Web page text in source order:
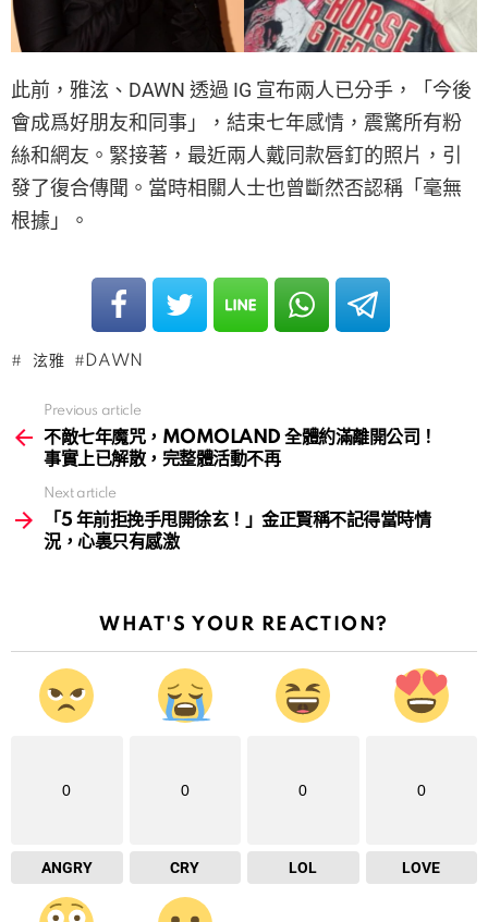
此前，雅泫、DAWN 透過 IG 宣布兩人已分手，「今後
會成爲好朋友和同事」，結束七年感情，震驚所有粉
絲和網友。緊接著，最近兩人戴同款唇釘的照片，引
發了復合傳聞。當時相關人士也曾斷然否認稱「毫無
根據」。
泫雅 DAWN
more
Previous article
不敵七年魔咒，MOMOLAND 全體約滿離開公司！
事實上已解散，完整體活動不再
Next article
「5 年前拒挽手甩開徐玄！」金正賢稱不記得當時情
況，心裏只有感激
WHAT'S YOUR REACTION?
0
ANGRY
0
CRY
0
LOL
0
LOVE